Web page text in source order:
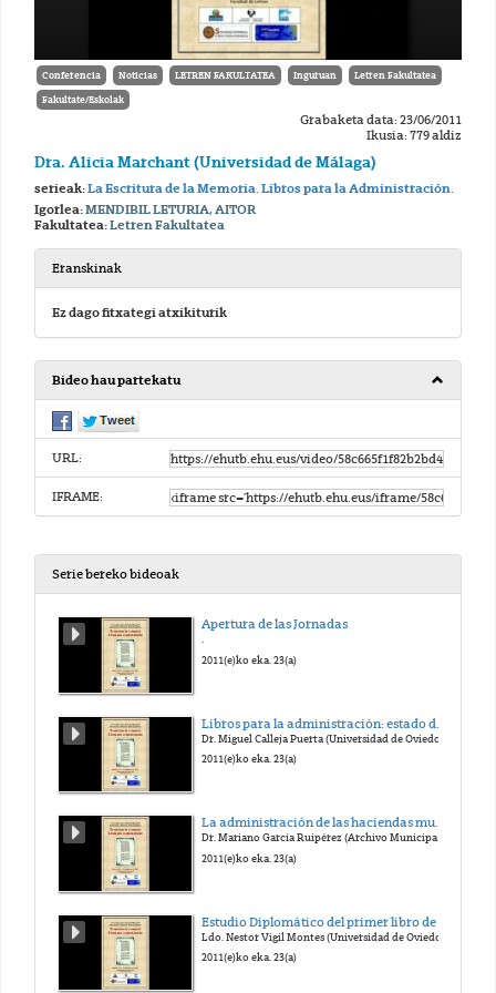
Conferencia Noticias LETREN FAKULTATEA Inguruan Letren Fakultatea
Fakultate/Eskolak
Grabaketa data: 23/06/2011
Ikusia: 779 aldiz
Dra. Alicia Marchant (Universidad de Málaga)
serieak:La Escritura de la Memoria. Libros para la Administración.
Igorlea:MENDIBIL LETURIA, AITOR
Fakultatea:Letren Fakultatea
Eranskinak
Ez dago fitxategi atxikiturik
Bideo hau partekatu
URL:
IFRAME:
Serie bereko bideoak
Apertura de las Jornadas
.
2011(e)ko eka. 23(a)
Dr. Miguel Calleja Puerta (Universidad de Oviedo)
2011(e)ko eka. 23(a)
La administración de las haciendas municipales en la Corona de Castilla en el Antiguo Régimen. Estudio archivístico en sus libros registro
Dr. Mariano García Ruipérez (Archivo Municipal de Toledo)
2011(e)ko eka. 23(a)
Ldo. Nestor Vigil Montes (Universidad de Oviedo)
2011(e)ko eka. 23(a)